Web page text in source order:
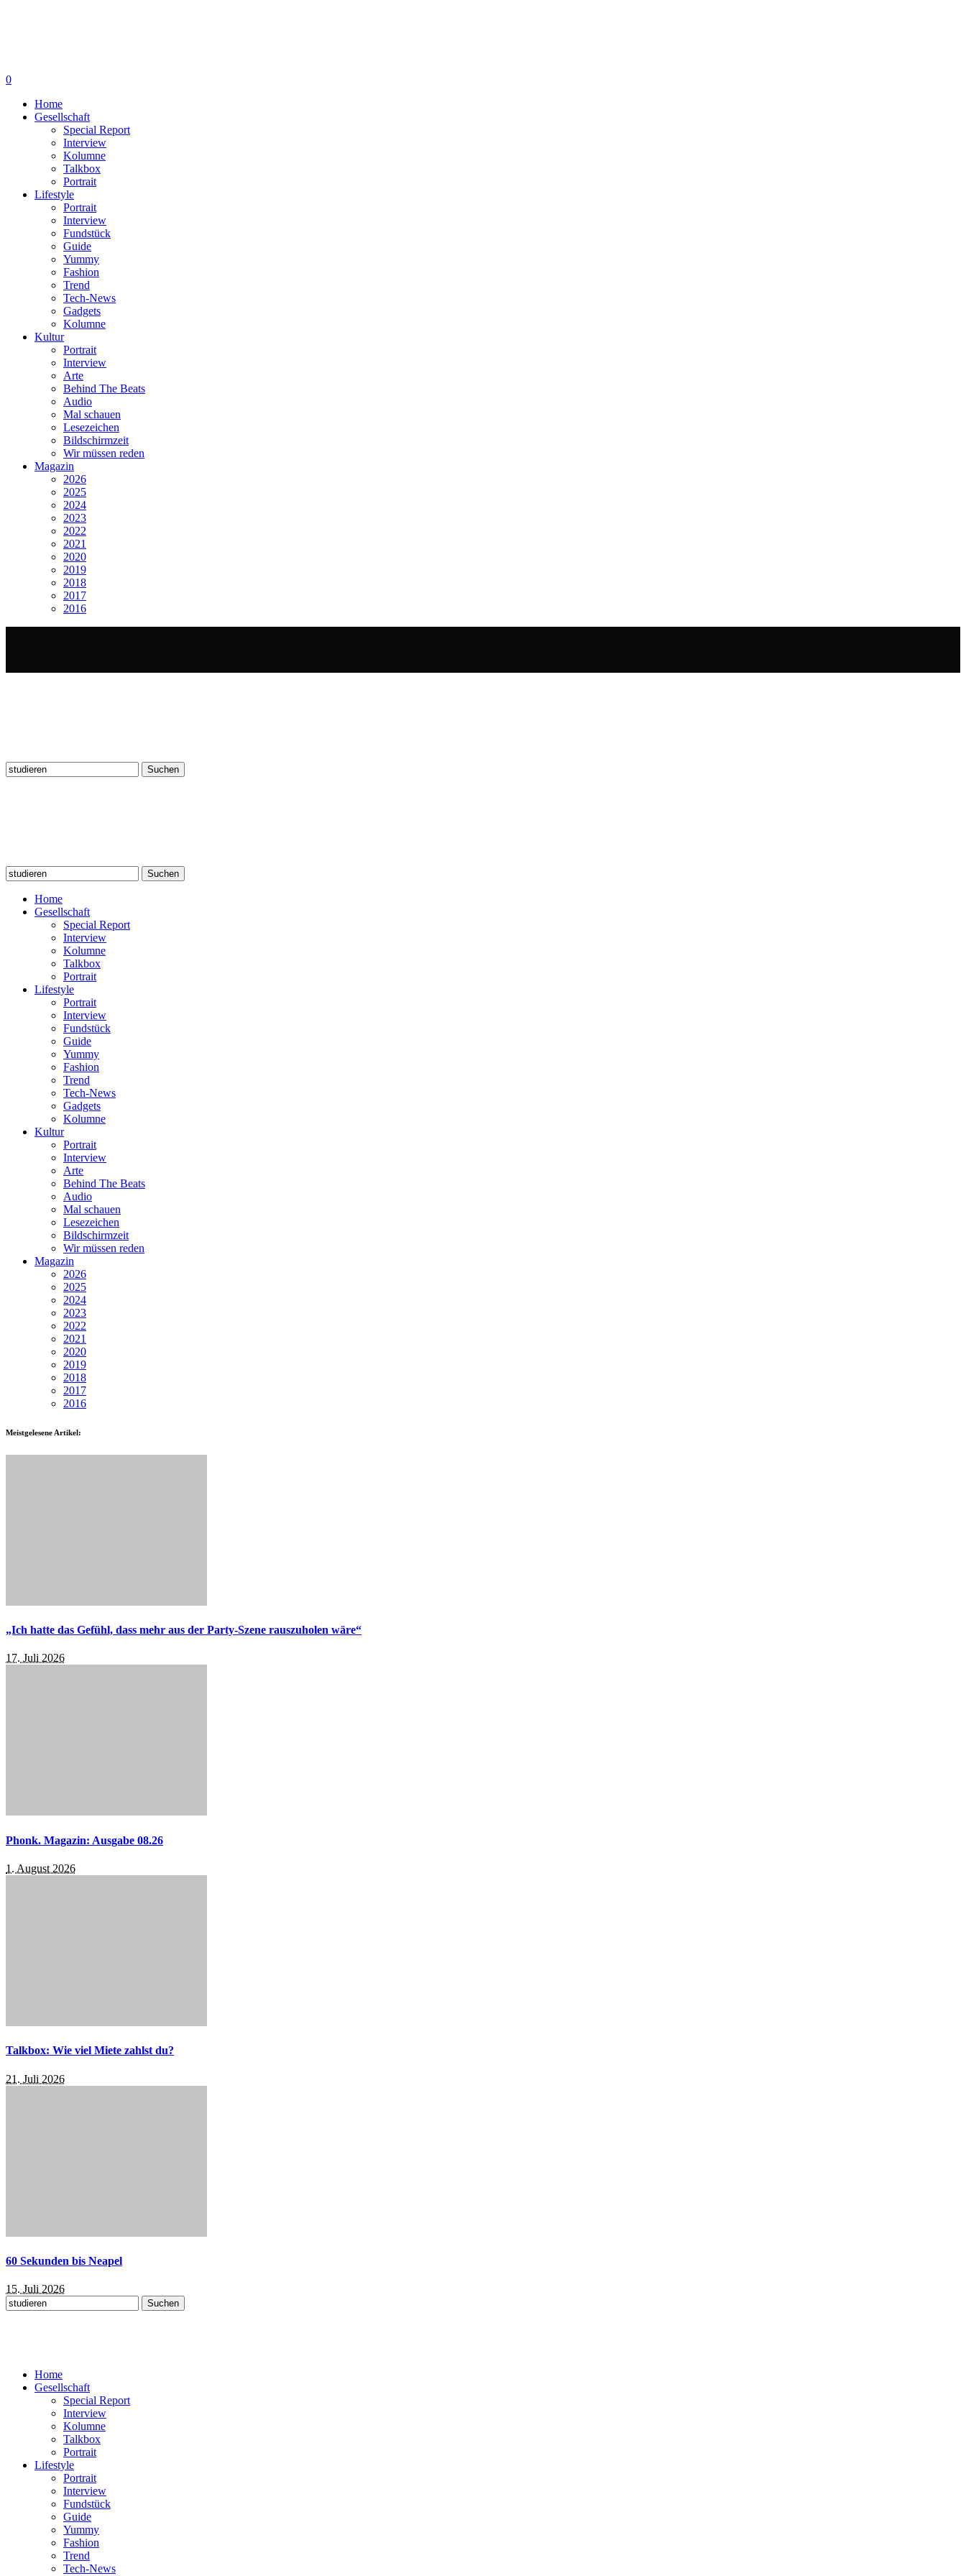
0
Home
Gesellschaft
Special Report
Interview
Kolumne
Talkbox
Portrait
Lifestyle
Portrait
Interview
Fundstück
Guide
Yummy
Fashion
Trend
Tech-News
Gadgets
Kolumne
Kultur
Portrait
Interview
Arte
Behind The Beats
Audio
Mal schauen
Lesezeichen
Bildschirmzeit
Wir müssen reden
Magazin
2026
2025
2024
2023
2022
2021
2020
2019
2018
2017
2016
Suchen
nach:
Suchen
nach:
Home
Gesellschaft
Special Report
Interview
Kolumne
Talkbox
Portrait
Lifestyle
Portrait
Interview
Fundstück
Guide
Yummy
Fashion
Trend
Tech-News
Gadgets
Kolumne
Kultur
Portrait
Interview
Arte
Behind The Beats
Audio
Mal schauen
Lesezeichen
Bildschirmzeit
Wir müssen reden
Magazin
2026
2025
2024
2023
2022
2021
2020
2019
2018
2017
2016
Meistgelesene Artikel:
„Ich hatte das Gefühl, dass mehr aus der Party-Szene rauszuholen wäre“
17. Juli 2026
Phonk. Magazin: Ausgabe 08.26
1. August 2026
Talkbox: Wie viel Miete zahlst du?
21. Juli 2026
60 Sekunden bis Neapel
15. Juli 2026
Suchen
nach:
Home
Gesellschaft
Special Report
Interview
Kolumne
Talkbox
Portrait
Lifestyle
Portrait
Interview
Fundstück
Guide
Yummy
Fashion
Trend
Tech-News